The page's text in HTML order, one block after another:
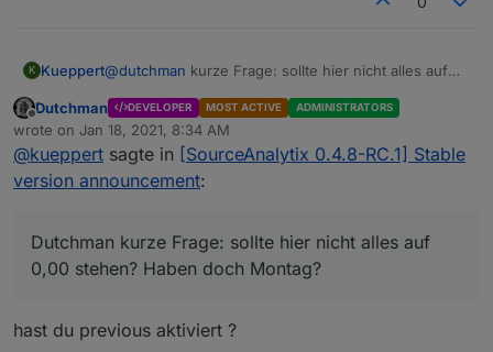
K Kueppert@dutchman kurze Frage: sollte hier nicht alles auf
Offline
Dutchman DEVELOPER MOST ACTIVE ADMINISTRATORS
wrote on Jan 18, 2021, 8:34 AM
last edited by
@kueppert sagte in [SourceAnalytix 0.4.8-RC.1] Stable
version announcement:
Dutchman kurze Frage: sollte hier nicht alles auf
0,00 stehen? Haben doch Montag?
hast du previous aktiviert ?